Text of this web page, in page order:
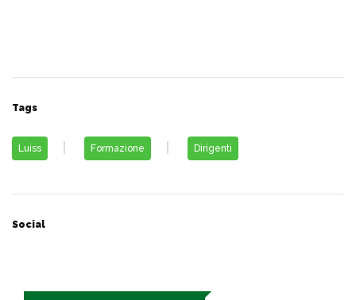
Tags
Luiss Formazione Dirigenti
Social